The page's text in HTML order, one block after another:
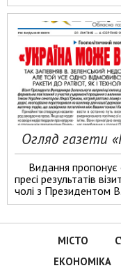
Огляд газети
Видання пропонує
пресі результатів
чолі з Президентом
МІСТО
ЕКОНОМІКА